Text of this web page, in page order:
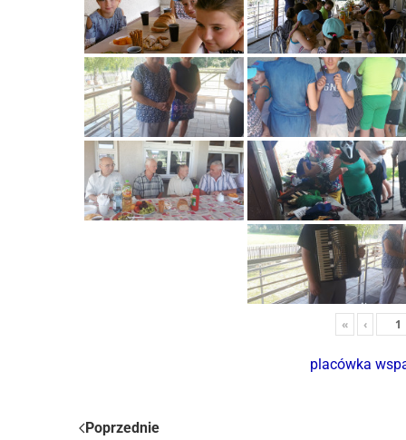
« ‹
placówka
Poprzednie